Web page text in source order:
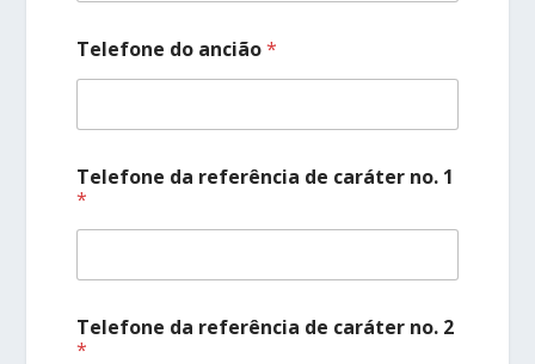
Telefone do ancião*
Telefone da referência de caráter no. 1
*
Telefone da referência de caráter no. 2
*